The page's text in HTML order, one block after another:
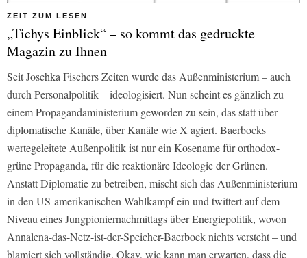
ZEIT ZUM LESEN
„Tichys Einblick“ – so kommt das gedruckte
Magazin zu Ihnen
Seit Joschka Fischers Zeiten wurde das Außenministerium – auch
durch Personalpolitik – ideologisiert. Nun scheint es gänzlich zu
einem Propagandaministerium geworden zu sein, das statt über
diplomatische Kanäle, über Kanäle wie X agiert. Baerbocks
wertegeleitete Außenpolitik ist nur ein Kosename für orthodox-
grüne Propaganda, für die reaktionäre Ideologie der Grünen.
Anstatt Diplomatie zu betreiben, mischt sich das Außenministerium
in den US-amerikanischen Wahlkampf ein und twittert auf dem
Niveau eines Jungpioniernachmittags über Energiepolitik, wovon
Annalena-das-Netz-ist-der-Speicher-Baerbock nichts versteht – und
blamiert sich vollständig. Okay, wie kann man erwarten, dass die